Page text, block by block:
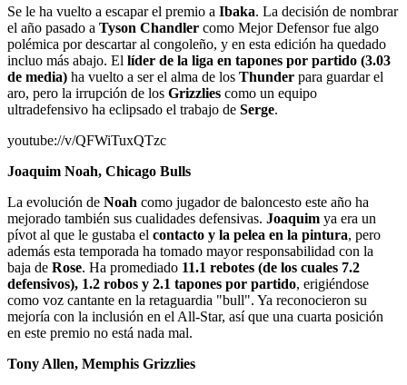
Se le ha vuelto a escapar el premio a Ibaka. La decisión de nombrar
el año pasado a Tyson Chandler como Mejor Defensor fue algo
polémica por descartar al congoleño, y en esta edición ha quedado
incluo más abajo. El líder de la liga en tapones por partido (3.03
de media) ha vuelto a ser el alma de los Thunder para guardar el
aro, pero la irrupción de los Grizzlies como un equipo
ultradefensivo ha eclipsado el trabajo de Serge.
youtube://v/QFWiTuxQTzc
Joaquim Noah, Chicago Bulls
La evolución de Noah como jugador de baloncesto este año ha
mejorado también sus cualidades defensivas. Joaquim ya era un
pívot al que le gustaba el contacto y la pelea en la pintura, pero
además esta temporada ha tomado mayor responsabilidad con la
baja de Rose. Ha promediado 11.1 rebotes (de los cuales 7.2
defensivos), 1.2 robos y 2.1 tapones por partido, erigiéndose
como voz cantante en la retaguardia "bull". Ya reconocieron su
mejoría con la inclusión en el All-Star, así que una cuarta posición
en este premio no está nada mal.
Tony Allen, Memphis Grizzlies